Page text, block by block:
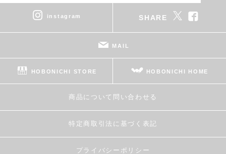
instagram SHARE
MAIL
HOBONICHI STORE HOBONICHI HOME
商品について問い合わせる
特定商取引法に基づく表記
プライバシーポリシー